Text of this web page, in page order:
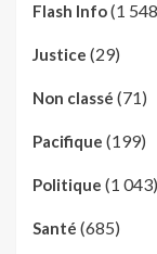
Flash Info(1
Justice (29)
Non classé (71)
Pacifique (199)
Politique (1 043)
Santé (685)